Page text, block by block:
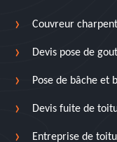
Couvreur
Devis pose de
Pose de bâche et
Devis fuite de
Entreprise de